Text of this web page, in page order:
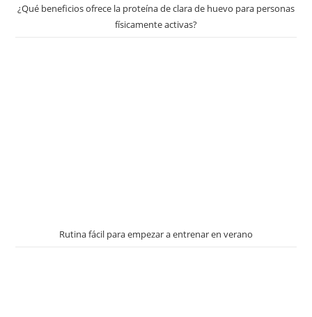
¿Qué beneficios ofrece la proteína de clara de huevo para personas
físicamente activas?
Rutina fácil para empezar a entrenar en verano